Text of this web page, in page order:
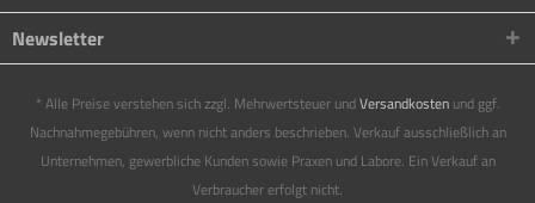
Newsletter
* Alle Preise verstehen sich zzgl. Mehrwertsteuer undVersandkostenund ggf.
Nachnahmegebühren, wenn nicht anders beschrieben. Verkauf ausschließlich an
Unternehmen, gewerbliche Kunden sowie Praxen und Labore. Ein Verkauf an
Verbraucher erfolgt nicht.